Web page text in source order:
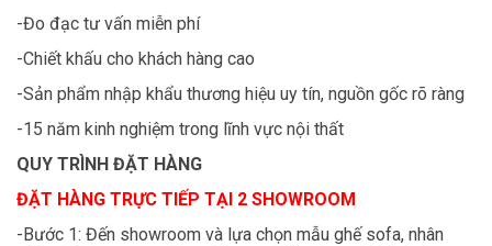
-Đo đạc tư vấn miễn phí
-Chiết khấu cho khách hàng cao
-Sản phẩm nhập khẩu thương hiệu uy tín, nguồn gốc rõ ràng
-15 năm kinh nghiệm trong lĩnh vực nội thất
QUY TRÌNH ĐẶT HÀNG
ĐẶT HÀNG TRỰC TIẾP TẠI 2 SHOWROOM
-Bước 1: Đến showroom và lựa chọn mẫu ghế sofa, nhân